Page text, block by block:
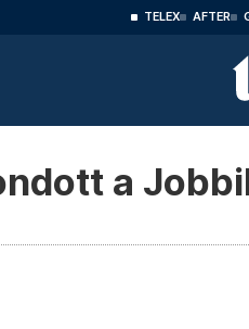
TELEX AFTER
a